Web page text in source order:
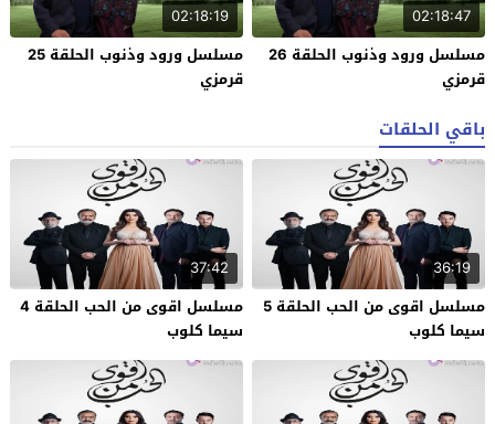
02:18:47
مسلسل ورود وذنوب الحلقة 26
قرمزي
02:18:19
مسلسل ورود وذنوب الحلقة 25
قرمزي
باقي الحلقات
36:19
مسلسل اقوى من الحب الحلقة 5
سيما كلوب
37:42
مسلسل اقوى من الحب الحلقة 4
سيما كلوب